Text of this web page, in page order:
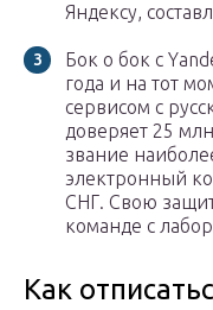
Яндексу,
Бок о бок с
года и на тот
сервисом с
доверяет 25
звание
электронный
СНГ. Свою
команде с
Как